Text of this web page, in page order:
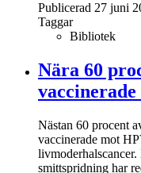
Publicerad 27 juni
Taggar
Bibliotek
Nära 60
Nästan 60 procent
vaccinerade mot
smittspridning har